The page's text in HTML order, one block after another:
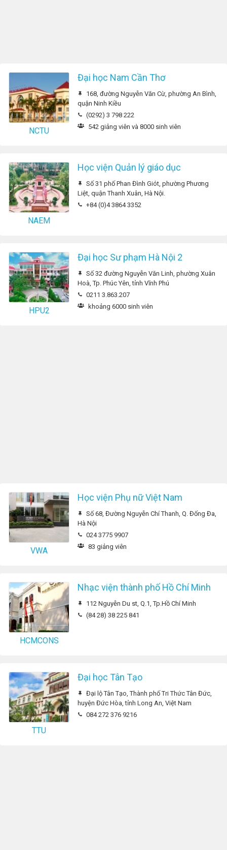
NCTU
Đại học Nam Cần Thơ
168, đường Nguyễn Văn Cừ, phường An Bình,
quận Ninh Kiều
(0292) 3 798 222
542 giảng viên và 8000 sinh viên
NAEM
Học viện Quản lý giáo dục
Số 31 phố Phan Đình Giót, phường Phương
Liệt, quận Thanh Xuân, Hà Nội.
+84 (0)4 3864 3352
HPU2
Đại học Sư phạm Hà Nội 2
Số 32 đường Nguyễn Văn Linh, phường Xuân
Hoà, Tp. Phúc Yên, tỉnh Vĩnh Phú
0211 3.863.207
khoảng 6000 sinh viên
VWA
Học viện Phụ nữ Việt Nam
Số 68, Đường Nguyễn Chí Thanh, Q. Đống Đa,
Hà Nội
024 3775 9907
83 giảng viên
HCMCONS
Nhạc viện thành phố Hồ Chí Minh
112 Nguyễn Du st, Q.1, Tp.Hồ Chí Minh
(84 28) 38 225 841
TTU
Đại học Tân Tạo
Đại lộ Tân Tạo, Thành phố Tri Thức Tân Đức,
huyện Đức Hòa, tỉnh Long An, Việt Nam
084 272 376 9216